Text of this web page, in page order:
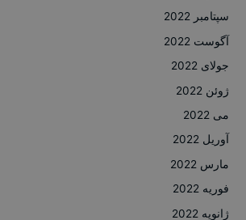
سپتامبر 2022
آگوست 2022
جولای 2022
ژوئن 2022
می 2022
آوریل 2022
مارس 2022
فوریه 2022
ژانویه 2022